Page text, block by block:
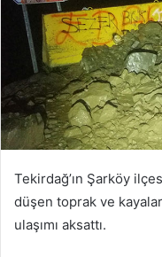
Tekirdağ’ın Şarköy
düşen toprak ve
ulaşımı aksattı.